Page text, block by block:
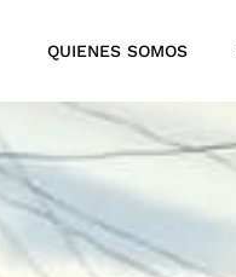
QUIENES SOMOS